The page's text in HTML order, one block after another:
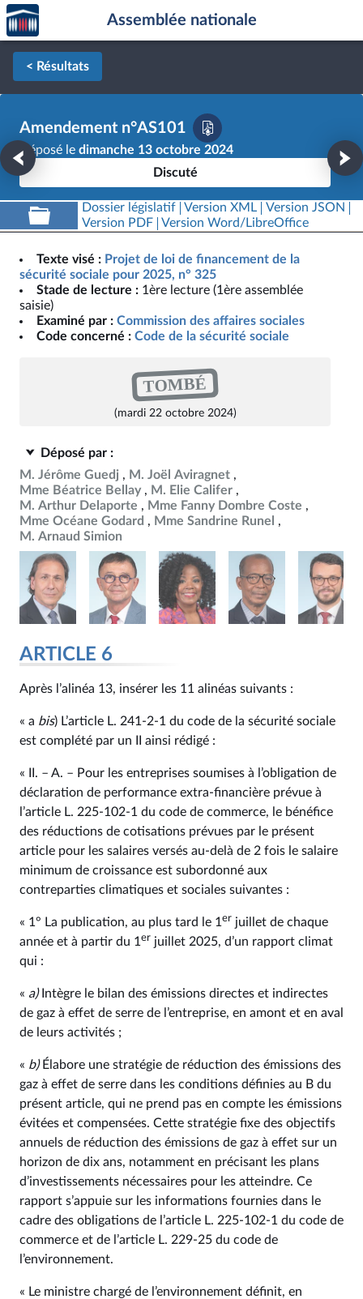
Aller au contenu
Aller en bas de la page
Accèder
à la
page
d'accueil
Assemblée nationale
< Résultats
Amendement n°AS101
Déposé le dimanche 13 octobre 2024
Discuté
Dossier législatif Version XML
Version JSON
Version PDF
Version Word/LibreOffice
Texte visé : Projet de loi de financement de la
sécurité sociale pour 2025, n° 325
Stade de lecture : 1ère lecture (1ère assemblée
saisie)
Examiné par : Commission des affaires sociales
Code concerné : Code de la sécurité sociale
TOMBÉ
(mardi 22 octobre 2024)
Déposé par :
M. Jérôme Guedj
M. Joël Aviragnet
Mme Béatrice Bellay
M. Elie Califer
M. Arthur Delaporte
Mme Fanny Dombre Coste
Mme Océane Godard
Mme Sandrine Runel
M. Arnaud Simion
ARTICLE 6
Après l’alinéa 13, insérer les 11 alinéas suivants :
« a bis) L’article L. 241‑2‑1 du code de la sécurité sociale
est complété par un II ainsi rédigé :
« II. – A. – Pour les entreprises soumises à l’obligation de
déclaration de performance extra-financière prévue à
l’article L. 225‑102‑1 du code de commerce, le bénéfice
des réductions de cotisations prévues par le présent
article pour les salaires versés au-delà de 2 fois le salaire
minimum de croissance est subordonné aux
contreparties climatiques et sociales suivantes :
« 1° La publication, au plus tard le 1 er juillet de chaque
année et à partir du 1 er juillet 2025, d’un rapport climat
qui :
« a)Intègre le bilan des émissions directes et indirectes
de gaz à effet de serre de l’entreprise, en amont et en aval
de leurs activités ;
« b)Élabore une stratégie de réduction des émissions des
gaz à effet de serre dans les conditions définies au B du
présent article, qui ne prend pas en compte les émissions
évitées et compensées. Cette stratégie fixe des objectifs
annuels de réduction des émissions de gaz à effet sur un
horizon de dix ans, notamment en précisant les plans
d’investissements nécessaires pour les atteindre. Ce
rapport s’appuie sur les informations fournies dans le
cadre des obligations de l’article L. 225‑102‑1 du code de
commerce et de l’article L. 229‑25 du code de
l’environnement.
« Le ministre chargé de l’environnement définit, en